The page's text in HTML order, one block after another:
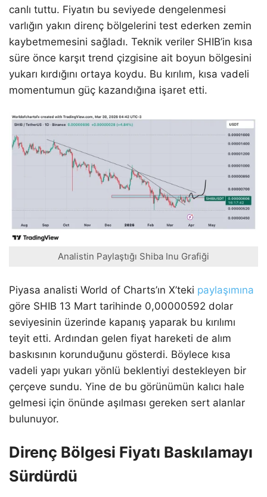
canlı tuttu. Fiyatın bu seviyede dengelenmesi
varlığın yakın direnç bölgelerini test ederken zemin
kaybetmemesini sağladı. Teknik veriler SHIB’in kısa
süre önce karşıt trend çizgisine ait boyun bölgesini
yukarı kırdığını ortaya koydu. Bu kırılım, kısa vadeli
momentumun güç kazandığına işaret etti.
Analistin Paylaştığı Shiba Inu Grafiği
Piyasa analisti World of Charts’ın X’teki paylaşımına
göre SHIB 13 Mart tarihinde 0,00000592 dolar
seviyesinin üzerinde kapanış yaparak bu kırılımı
teyit etti. Ardından gelen fiyat hareketi de alım
baskısının korunduğunu gösterdi. Böylece kısa
vadeli yapı yukarı yönlü beklentiyi destekleyen bir
çerçeve sundu. Yine de bu görünümün kalıcı hale
gelmesi için önünde aşılması gereken sert alanlar
bulunuyor.
Direnç Bölgesi Fiyatı Baskılamayı
Sürdürdü